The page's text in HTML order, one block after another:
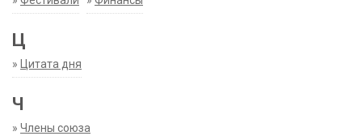
Ц
» Цитата дня
Ч
» Члены союза